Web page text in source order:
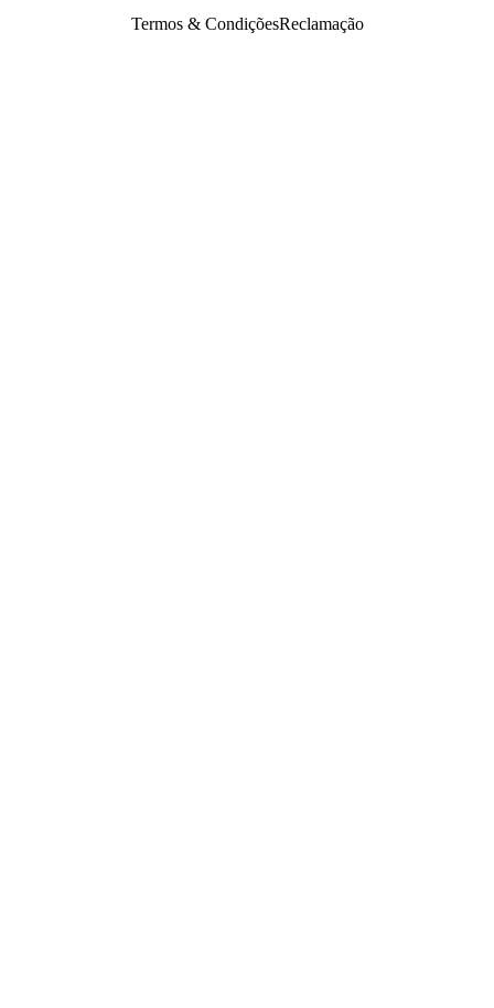
Termos & CondiçõesReclamação